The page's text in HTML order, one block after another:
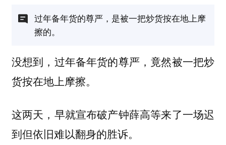
过年备年货的尊严，是被一把炒货按在地上摩
擦的。
没想到，过年备年货的尊严，竟然被一把炒
货按在地上摩擦。
这两天，早就宣布破产钟薛高等来了一场迟
到但依旧难以翻身的胜诉。